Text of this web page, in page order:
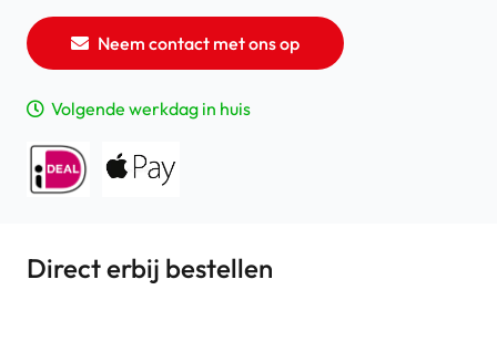
Neem contact met ons op
Volgende werkdag in huis
Direct erbij bestellen